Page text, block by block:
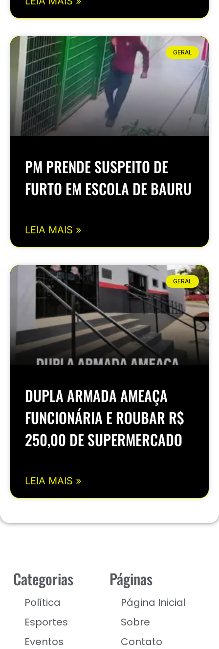
GERAL
PM PRENDE SUSPEITO DE
FURTO EM ESCOLA DE BAURU
LEIA MAIS »
GERAL
DUPLA ARMADA AMEAÇA
FUNCIONÁRIA E ROUBAR R$
250,00 DE SUPERMERCADO
LEIA MAIS »
Categorias
Política
Esportes
Eventos
Páginas
Página Inicial
Sobre
Contato